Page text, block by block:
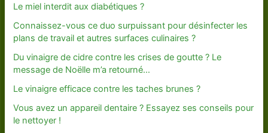
Le miel interdit aux diabétiques ?
Connaissez-vous ce duo surpuissant pour désinfecter les
plans de travail et autres surfaces culinaires ?
Du vinaigre de cidre contre les crises de goutte ? Le
message de Noëlle m’a retourné…
Le vinaigre efficace contre les taches brunes ?
Vous avez un appareil dentaire ? Essayez ses conseils pour
le nettoyer !